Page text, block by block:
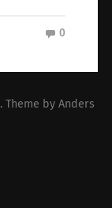
0
. Theme by Anders